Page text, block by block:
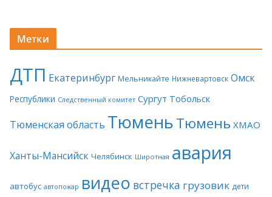
Метки
ДТП Екатеринбург Мельникайте Нижневартовск Омск
Республики Следственный комитет Сургут Тобольск
Тюменская область ТюменьТюмень ХМАО
Ханты-Мансийск Челябинск Широтная авария
автобус автопожар видео встречка грузовик дети